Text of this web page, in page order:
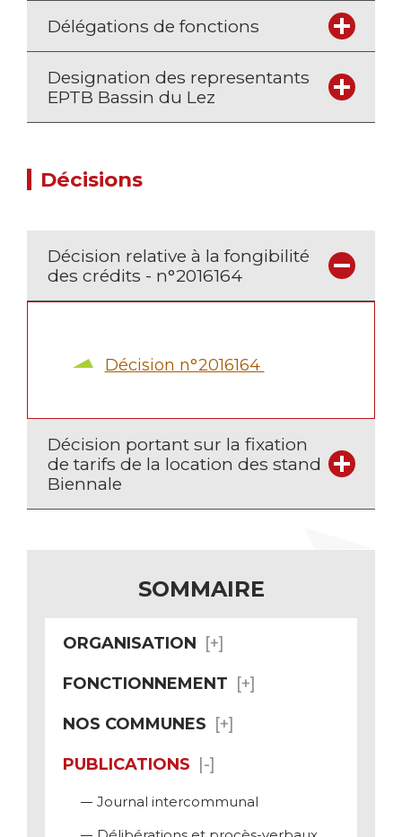
Délégations de fonctions
Designation des representants
EPTB Bassin du Lez
Décisions
Décision relative à la fongibilité
des crédits - n°2016164
Décision n°2016164
Décision portant sur la fixation
de tarifs de la location des stand
Biennale
SOMMAIRE
ORGANISATION
FONCTIONNEMENT
NOS COMMUNES
PUBLICATIONS
Journal intercommunal